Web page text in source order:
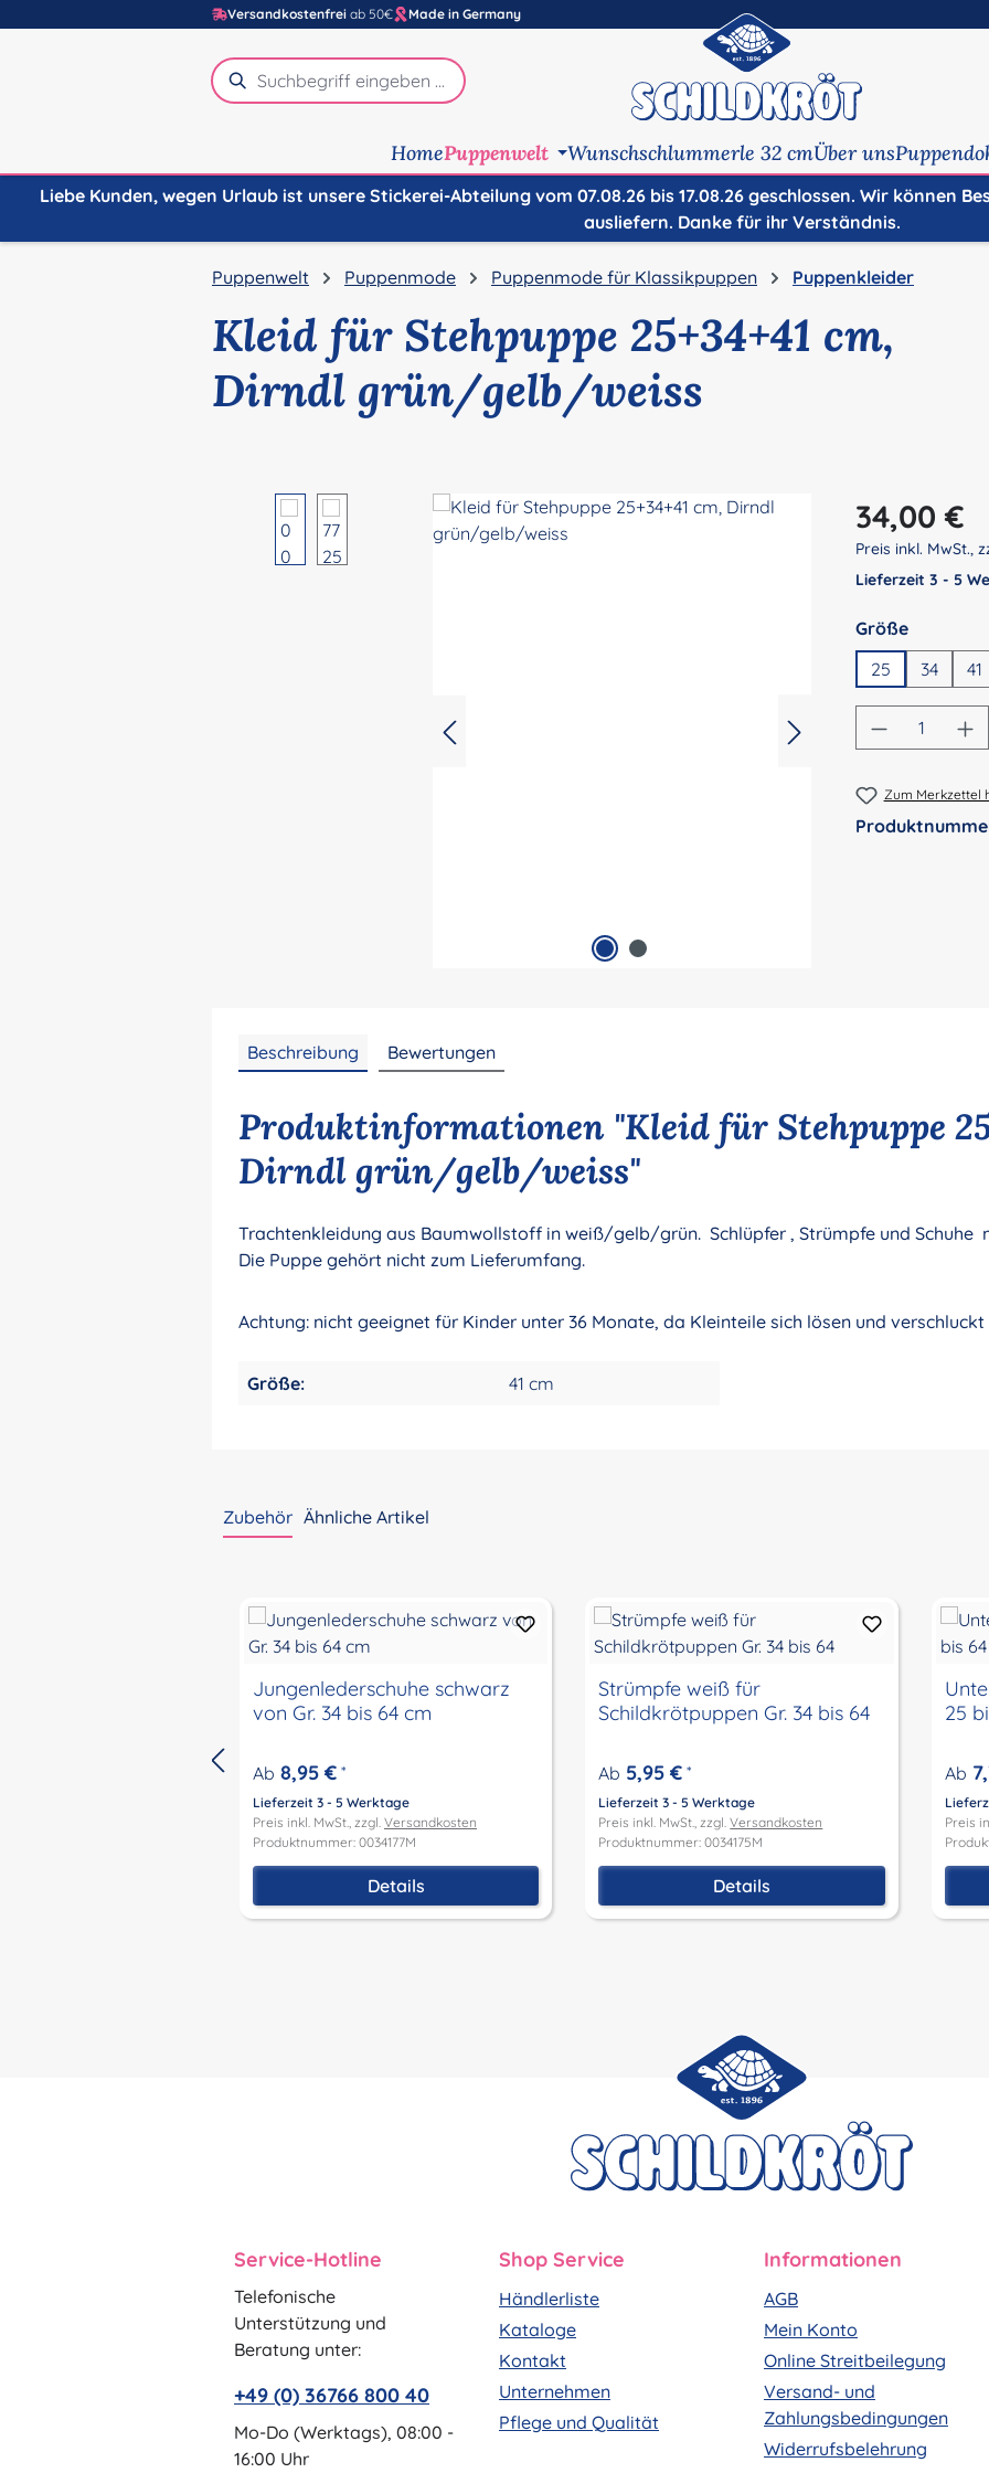
Hauptinhalt springen
Zur Suche springen
Zur Hauptnavigation springen
Versandkostenfrei ab 50€ Made in Germany
HomePuppenwelt Wunschschlummerle 32 cmÜber uns
Liebe Kunden, wegen Urlaub ist unsere Stickerei-Abteilung vom 07.08.26 bis 17.08.26 geschlossen. Wir können
ausliefern. Danke für ihr Verständnis.
Puppenwelt Puppenmode Puppenmode für Klassikpuppen Puppenkleider
Kleid für Stehpuppe 25+34+41 cm,
Dirndl grün/gelb/weiss
Regulärer Preis:
34,00 €
Preis inkl. MwSt.,
Lieferzeit 3 - 5
Größe
25
34 41
Produkt
Zum Merkzettel
Beschreibung Bewertungen
Produktinformationen "Kleid für Stehpuppe
Dirndl grün/gelb/weiss"
Trachtenkleidung aus Baumwollstoff in weiß/gelb/grün. Schlüpfer , Strümpfe und Schuhe
Die Puppe gehört nicht zum Lieferumfang.
Achtung: nicht geeignet für Kinder unter 36 Monate, da Kleinteile sich lösen und
Größe: 41 cm
Zubehör Ähnliche Artikel
Jungenlederschuhe schwarz
von Gr. 34 bis 64 cm
Ab 8,95 € *
Lieferzeit 3 - 5 Werktage
Preis inkl. MwSt., zzgl. Versandkosten
Produktnummer: 0034177M
Details
Strümpfe weiß für
Schildkrötpuppen Gr. 34 bis 64
Ab 5,95 € *
Lieferzeit 3 - 5 Werktage
Preis inkl. MwSt., zzgl.Versandkosten
Produktnummer: 0034175M
Details
25
Ab
Preis
Service-Hotline
Telefonische
Unterstützung und
Beratung unter:
+49 (0) 36766 800 40
Mo-Do (Werktags), 08:00 -
16:00 Uhr
Shop Service
Händlerliste
Kataloge
Kontakt
Unternehmen
Pflege und Qualität
Informationen
AGB
Mein Konto
Online Streitbeilegung
Versand- und
Zahlungsbedingungen
Widerrufsbelehrung